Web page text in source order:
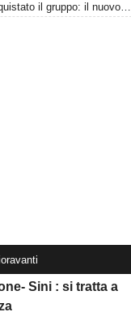
Ascoli, Bolsius ha già conquistato il gruppo: il nuovo talento olandese può essere l'arma in più del Picchio
Sini : si tratta a